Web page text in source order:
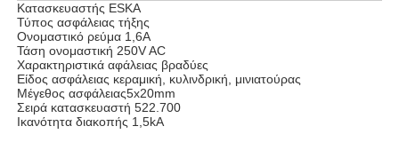
Κατασκευαστής ESKA
Τύπος ασφάλειας τήξης
Ονομαστικό ρεύμα 1,6A
Τάση ονομαστική 250V AC
Χαρακτηριστικά αφάλειας βραδύες
Είδος ασφάλειας κεραμική, κυλινδρική, μινιατούρας
Μέγεθος ασφάλειας5x20mm
Σειρά κατασκευαστή 522.700
Ικανότητα διακοπής 1,5kA